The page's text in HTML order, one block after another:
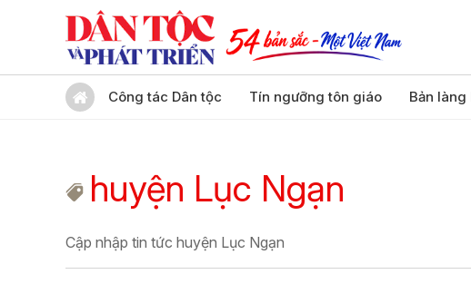
Công tác Dân tộc Tín ngưỡng tôn giáo Bản
huyện Lục Ngạn
Cập nhập tin tức huyện Lục Ngạn